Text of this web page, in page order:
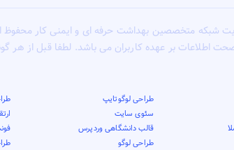
شبکه متخصصین بهداشت حرفه ای و ایمنی کار
اطلاعات بر عهده کاربران می باشد. لطفا قبل از هر
طراحی لوگوتایپ
سئوی سایت
قالب دانشگاهی وردپرس
طراحی لوگو